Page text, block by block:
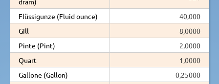
Flüssigunze (Fluid ounce)
40,000
Gill
8,0000
Pinte (Pint)
2,0000
Quart
1,0000
Gallone (Gallon)
0,25000